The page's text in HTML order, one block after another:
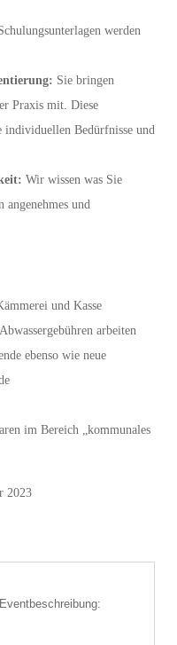
werden
Sie bringen
Praxis mit. Diese
Bedürfnisse und
Wir wissen was Sie
angenehmes und
und Kasse
arbeiten
ebenso wie neue
im Bereich „kommunales
2023